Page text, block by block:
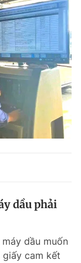
dầu phải
dầu muốn
cam kết